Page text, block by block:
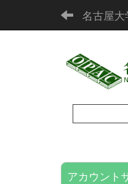
名古屋大
アカウント